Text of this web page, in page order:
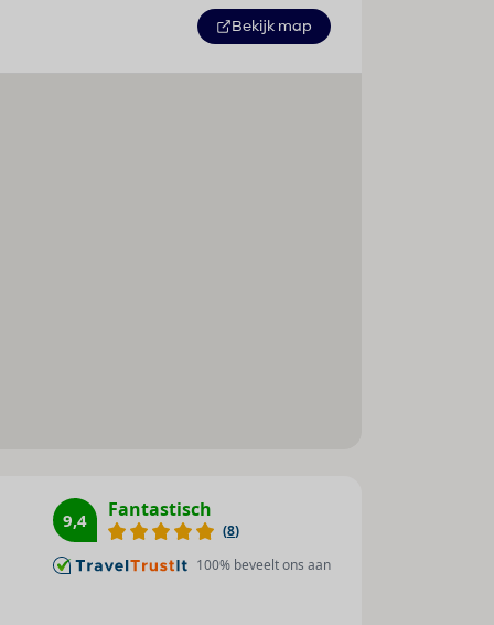
Pool-/snackbar : 1
Ligstoelen : 1
Bekijk map
9,4 Fantastisch
(8)
100% beveelt ons aan